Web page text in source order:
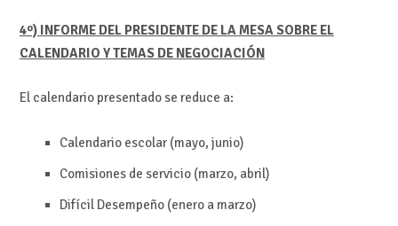
4º) INFORME DEL PRESIDENTE DE LA MESA SOBRE EL
CALENDARIO Y TEMAS DE NEGOCIACIÓN
El calendario presentado se reduce a:
Calendario escolar (mayo, junio)
Comisiones de servicio (marzo, abril)
Difícil Desempeño (enero a marzo)